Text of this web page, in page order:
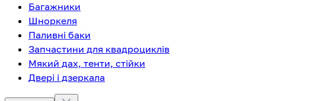
Багажники
Шноркеля
Паливні баки
Запчастини для квадроциклів
Мякий дах, тенти, стійки
Двері і дзеркала